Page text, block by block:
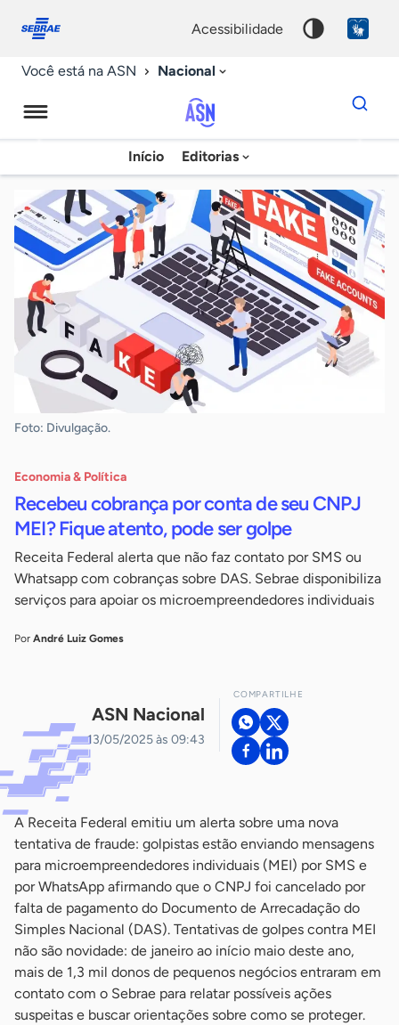
conosco
acessibilidade
Você está na ASN Nacional
Agência
Sebrae
de
Notícias
Início Editorias
Dados
para
chave
Foto: Divulgação.
Economia & Política
Recebeu cobrança por conta de seu CNPJ
MEI? Fique atento, pode ser golpe
Receita Federal alerta que não faz contato por SMS ou
Whatsapp com cobranças sobre DAS. Sebrae disponibiliza
serviços para apoiar os microempreendedores individuais
Por André Luiz Gomes
ASN Nacional
13/05/2025 às 09:43
COMPARTILHE
A Receita Federal emitiu um alerta sobre uma nova
tentativa de fraude: golpistas estão enviando mensagens
para microempreendedores individuais (MEI) por SMS e
por WhatsApp afirmando que o CNPJ foi cancelado por
falta de pagamento do Documento de Arrecadação do
Simples Nacional (DAS). Tentativas de golpes contra MEI
não são novidade: de janeiro ao início maio deste ano,
mais de 1,3 mil donos de pequenos negócios entraram em
contato com o Sebrae para relatar possíveis ações
suspeitas e buscar orientações sobre como se proteger.